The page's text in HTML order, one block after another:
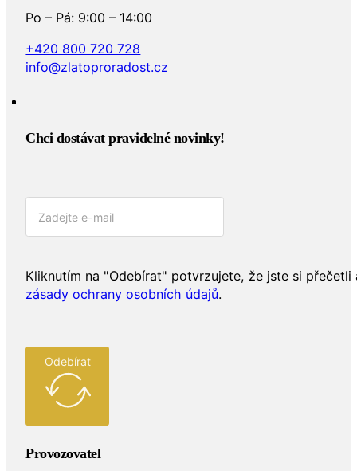
Po – Pá: 9:00 – 14:00
+420 800 720 728
info@zlatoproradost.cz
Chci dostávat pravidelné novinky!​
Kliknutím na "Odebírat" potvrzujete, že jste si přečetli
zásady ochrany osobních údajů.
Odebírat
Provozovatel